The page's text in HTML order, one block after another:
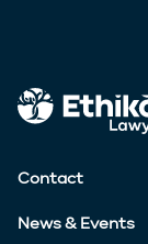
Contact
News & Events